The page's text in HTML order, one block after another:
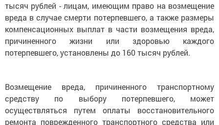
тысяч рублей - лицам, имеющим право на возмещение
вреда в случае смерти потерпевшего, а также размеры
компенсационных выплат в части возмещения вреда,
причиненного жизни или здоровью каждого
потерпевшего, установлены до 160 тысяч рублей.
Возмещение вреда, причиненного транспортному
средству по выбору потерпевшего, может
осуществляться путем оплаты восстановительного
ремонта поврежденного транспортного средства или